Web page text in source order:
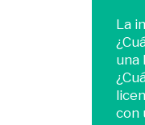
La
una
con